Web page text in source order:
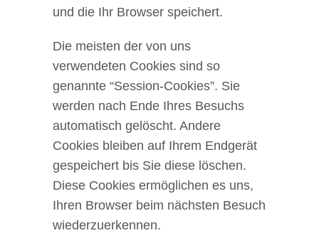
und die Ihr Browser speichert.
Die meisten der von uns
verwendeten Cookies sind so
genannte “Session-Cookies”. Sie
werden nach Ende Ihres Besuchs
automatisch gelöscht. Andere
Cookies bleiben auf Ihrem Endgerät
gespeichert bis Sie diese löschen.
Diese Cookies ermöglichen es uns,
Ihren Browser beim nächsten Besuch
wiederzuerkennen.